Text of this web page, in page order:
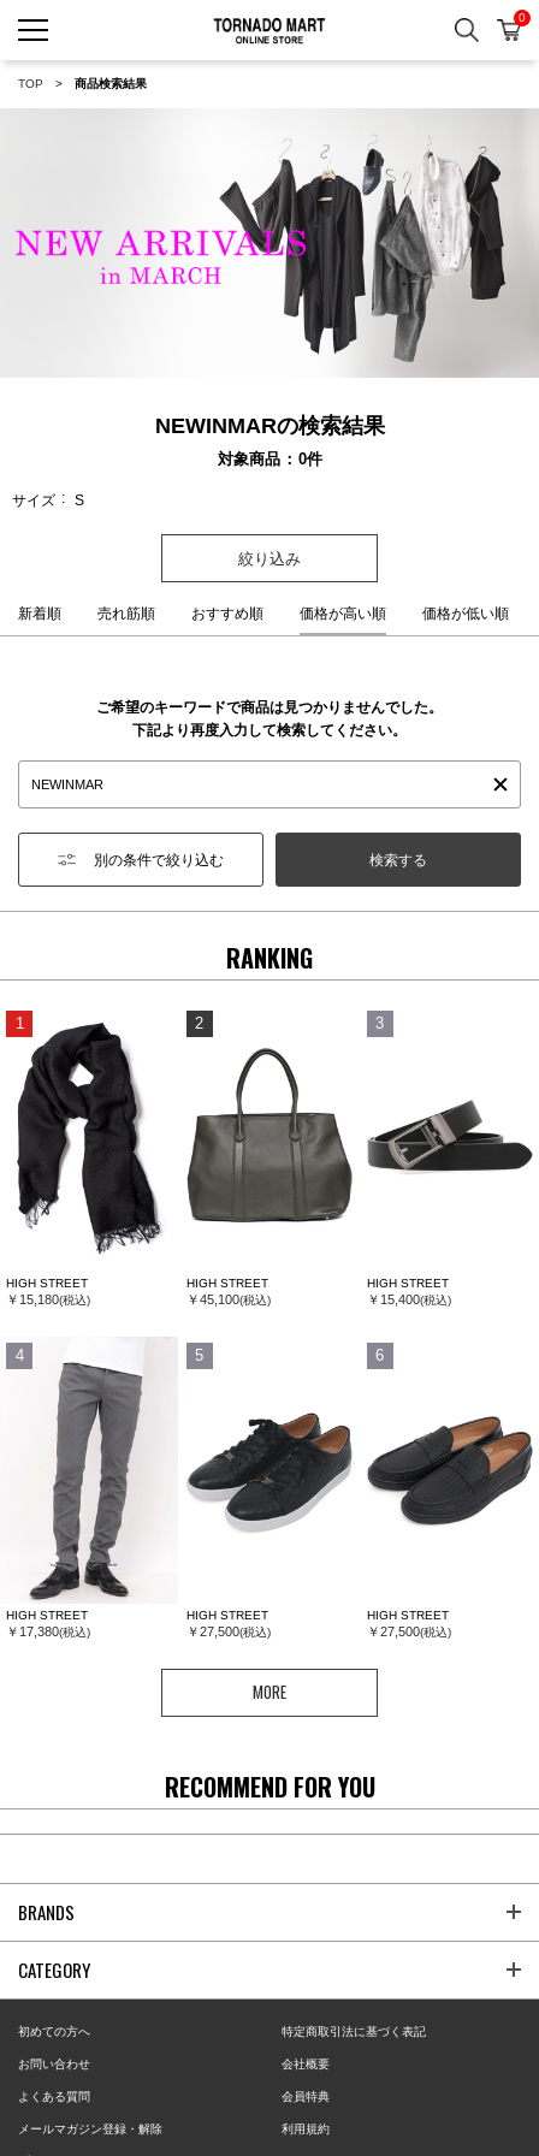
検索 カ
0
TOP 商品検索結果
NEWINMARの検索結果
対象商品 0件
サイズ S
絞り込み
新着順 売れ筋順 おすすめ順 価格が高い順 価格が低い順
ご希望のキーワードで商品は見つかりませんでした。
下記より再度入力して検索してください。
別の条件で絞り込む
RANKING
1
HIGH STREET
￥15,180(税込)
2
HIGH STREET
￥45,100(税込)
3
HIGH STREET
￥15,400(税込)
4
HIGH STREET
￥17,380(税込)
5
HIGH STREET
￥27,500(税込)
6
HIGH STREET
￥27,500(税込)
MORE
RECOMMEND FOR YOU
BRANDS
CATEGORY
初めての方へ 特定商取引法に基づく表記
お問い合わせ 会社概要
よくある質問 会員特典
メールマガジン登録・解除 利用規約